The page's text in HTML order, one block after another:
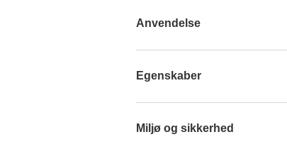
Anvendelse
Egenskaber
Miljø og sikkerhed